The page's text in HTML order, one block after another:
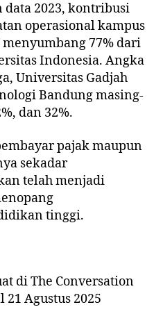
data 2023, kontribusi
operasional kampus
77% dari
Indonesia. Angka
Universitas Gadjah
Bandung masing-
dan 32%.
pajak maupun
sekadar
telah menjadi
tinggi.
di The Conversation
Agustus 2025